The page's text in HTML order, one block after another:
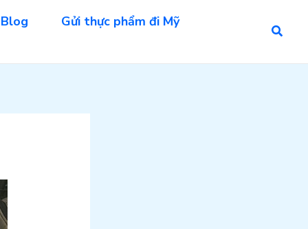
Blog Gửi thực phẩm đi Mỹ
Search